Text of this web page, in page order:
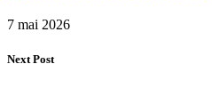
7 mai 2026
Next Post